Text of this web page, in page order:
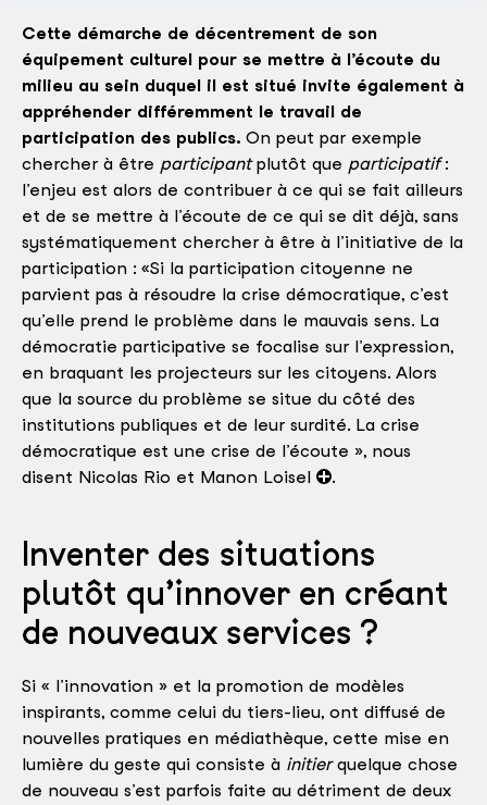
Cette démarche de décentrement de son
équipement culturel pour se mettre à l’écoute du
milieu au sein duquel il est situé invite également à
appréhender différemment le travail de
participation des publics. On peut par exemple
chercher à être participantplutôt que participatif:
l’enjeu est alors de contribuer à ce qui se fait ailleurs
et de se mettre à l’écoute de ce qui se dit déjà, sans
systématiquement chercher à être à l’initiative de la
participation : «Si la participation citoyenne ne
parvient pas à résoudre la crise démocratique, c’est
qu’elle prend le problème dans le mauvais sens. La
démocratie participative se focalise sur l’expression,
en braquant les projecteurs sur les citoyens. Alors
que la source du problème se situe du côté des
institutions publiques et de leur surdité. La crise
démocratique est une crise de l’écoute », nous
disent Nicolas Rio et Manon Loisel
.
Inventer des situations
plutôt qu’innover en créant
de nouveaux services ?
Si « l’innovation » et la promotion de modèles
inspirants, comme celui du tiers-lieu, ont diffusé de
nouvelles pratiques en médiathèque, cette mise en
lumière du geste qui consiste à initierquelque chose
de nouveau s’est parfois faite au détriment de deux